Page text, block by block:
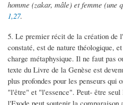
homme (zakar, mâle) et femme (une
1,27.
5. Le premier récit de la création de
constaté, est de nature théologique,
charge métaphysique. Il ne faut pas
texte du Livre de la Genèse est
plus profondes pour les penseurs qui
"l'être" et "l'essence". Peut- être